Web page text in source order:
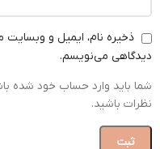
ذخیره نام، ایمیل و وبسایت
دیدگاهی می‌نویسم.
شما باید وارد حساب خود شده
نظرات باشید.